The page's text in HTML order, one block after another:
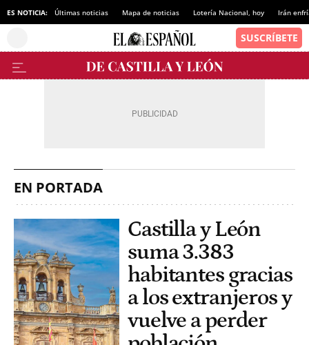
ES NOTICIA: Últimas noticias Mapa de noticias Lotería Nacional, hoy Irán
EN PORTADA
Castilla y León
suma 3.383
habitantes gracias
a los extranjeros y
vuelve a perder